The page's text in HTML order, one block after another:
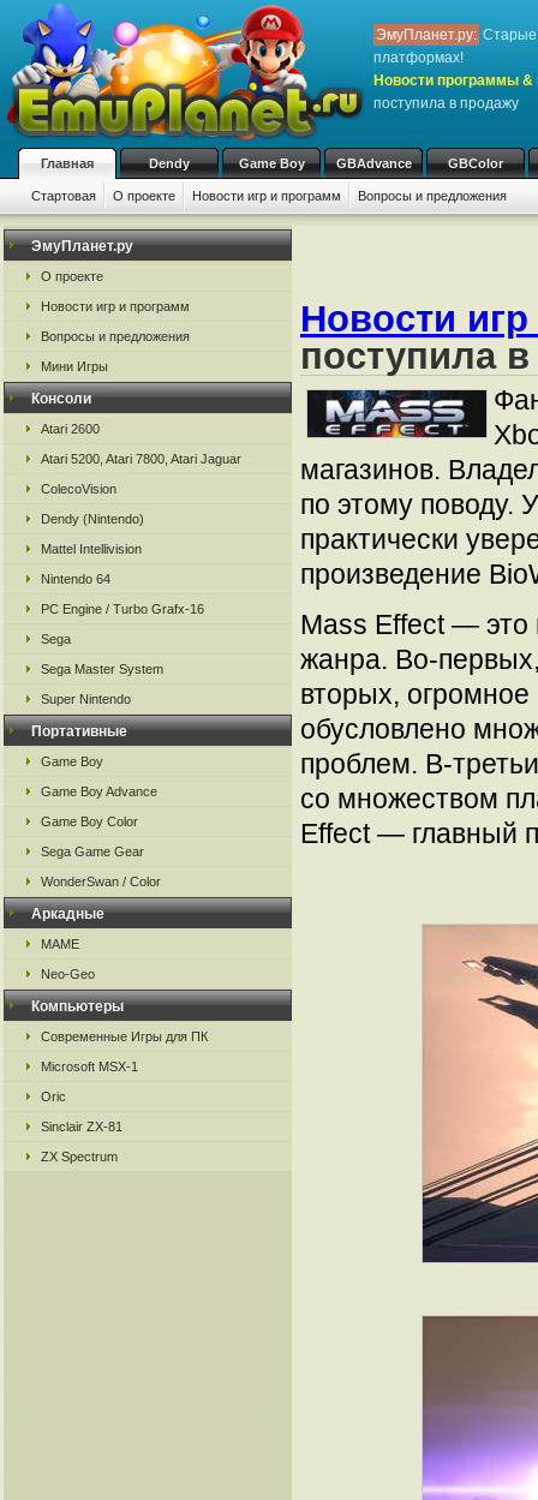
ЭмуПланет.ру: Старые
платформах!
Новости программы &
поступила в продажу
Главная Dendy Game Boy GBAdvance GBColor
Стартовая О проекте Новости игр и программ Вопросы и предложения
ЭмуПланет.ру
О проекте
Новости игр и программ
Вопросы и предложения
Мини Игры
Консоли
Atari 2600
Atari 5200, Atari 7800, Atari Jaguar
ColecoVision
Dendy (Nintendo)
Mattel Intellivision
Nintendo 64
PC Engine / Turbo Grafx-16
Sega
Sega Master System
Super Nintendo
Портативные
Game Boy
Game Boy Advance
Game Boy Color
Sega Game Gear
WonderSwan / Color
Аркадные
MAME
Neo-Geo
Компьютеры
Современные Игры для ПК
Microsoft MSX-1
Oric
Sinclair ZX-81
ZX Spectrum
Новости
поступила
магазинов.
по этому поводу.
практически
произведение
Mass Effect — это
жанра. Во-
вторых,
обусловлено
проблем. В-
со множеством
Effect — главный